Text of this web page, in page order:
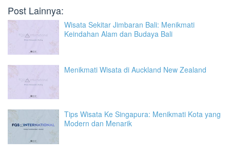
Post Lainnya:
Wisata Sekitar Jimbaran Bali: Menikmati
Keindahan Alam dan Budaya Bali
Menikmati Wisata di Auckland New Zealand
Tips Wisata Ke Singapura: Menikmati Kota yang
Modern dan Menarik